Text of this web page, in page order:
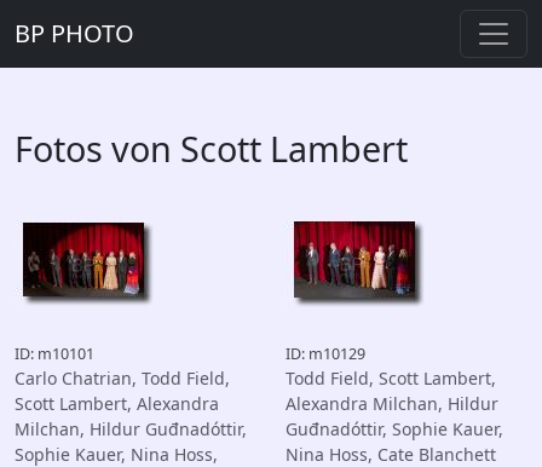
BP PHOTO
Fotos von Scott Lambert
ID: m10101
Carlo Chatrian, Todd Field,
Scott Lambert, Alexandra
Milchan, Hildur Guđnadóttir,
Sophie Kauer, Nina Hoss,
ID: m10129
Todd Field, Scott Lambert,
Alexandra Milchan, Hildur
Guđnadóttir, Sophie Kauer,
Nina Hoss, Cate Blanchett